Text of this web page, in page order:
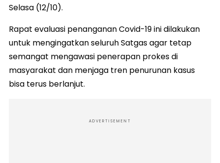
Selasa (12/10).
Rapat evaluasi penanganan Covid-19 ini dilakukan
untuk mengingatkan seluruh Satgas agar tetap
semangat mengawasi penerapan prokes di
masyarakat dan menjaga tren penurunan kasus
bisa terus berlanjut.
ADVERTISEMENT